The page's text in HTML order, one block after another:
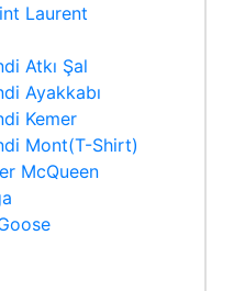
Laurent
Atkı Şal
Ayakkabı
Kemer
Mont(T-Shirt)
McQueen